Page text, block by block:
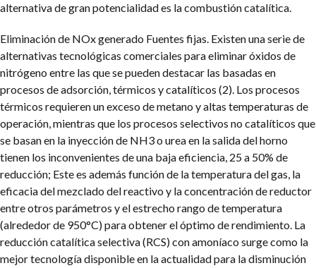
alternativa de gran potencialidad es la combustión catalítica.
Eliminación de NOx generado Fuentes fijas. Existen una serie de
alternativas tecnológicas comerciales para eliminar óxidos de
nitrógeno entre las que se pueden destacar las basadas en
procesos de adsorción, térmicos y catalíticos (2). Los procesos
térmicos requieren un exceso de metano y altas temperaturas de
operación, mientras que los procesos selectivos no catalíticos que
se basan en la inyección de NH3 o urea en la salida del horno
tienen los inconvenientes de una baja eficiencia, 25 a 50% de
reducción; Este es además función de la temperatura del gas, la
eficacia del mezclado del reactivo y la concentración de reductor
entre otros parámetros y el estrecho rango de temperatura
(alrededor de 950°C) para obtener el óptimo de rendimiento. La
reducción catalítica selectiva (RCS) con amoníaco surge como la
mejor tecnología disponible en la actualidad para la disminución